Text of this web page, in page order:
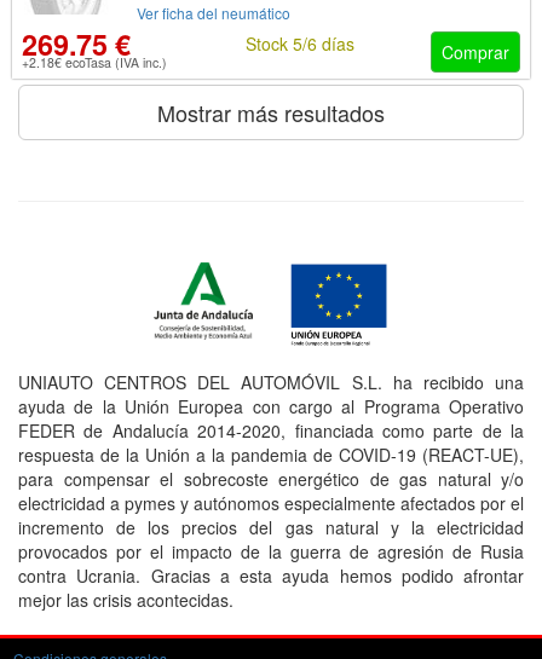
Ver ficha del neumático
269.75 €
+2.18€ ecoTasa (IVA inc.) Comprar
Stock 5/6 días
Mostrar más resultados
UNIAUTO CENTROS DEL AUTOMÓVIL S.L. ha recibido una
ayuda de la Unión Europea con cargo al Programa Operativo
FEDER de Andalucía 2014-2020, financiada como parte de la
respuesta de la Unión a la pandemia de COVID-19 (REACT-UE),
para compensar el sobrecoste energético de gas natural y/o
electricidad a pymes y autónomos especialmente afectados por el
incremento de los precios del gas natural y la electricidad
provocados por el impacto de la guerra de agresión de Rusia
contra Ucrania. Gracias a esta ayuda hemos podido afrontar
mejor las crisis acontecidas.